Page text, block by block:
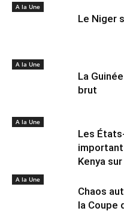
A la Une
Le Niger
A la Une
La
brut
A la Une
Les
Kenya
A la Une
Chaos
la Coupe